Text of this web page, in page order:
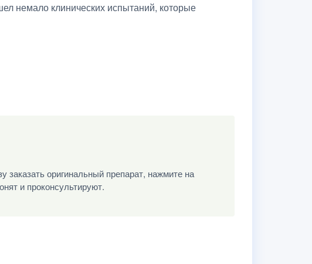
немало клинических испытаний, которые
заказать оригинальный препарат, нажмите на
и проконсультируют.